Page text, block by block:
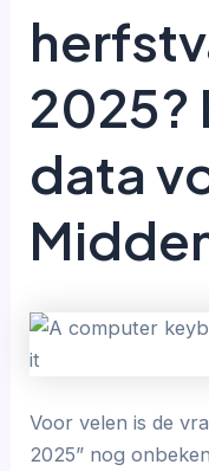
2025?
data
Voor velen is de
2025” nog